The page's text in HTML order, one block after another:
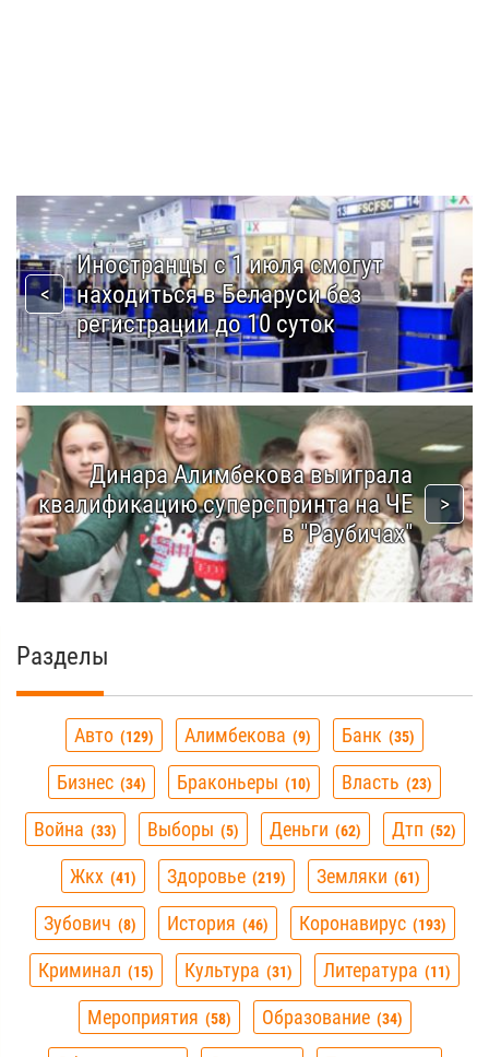
Иностранцы с 1 июля смогут
находиться в Беларуси без
регистрации до 10 суток
Динара Алимбекова выиграла
квалификацию суперспринта на ЧЕ
в "Раубичах"
Разделы
Авто 129 Алимбекова 9 Банк 35
Бизнес 34 Браконьеры 10 Власть 23
Война 33 Выборы 5 Деньги 62 Дтп 52
Жкх 41 Здоровье 219 Земляки 61
Зубович 8 История 46 Коронавирус 193
Криминал 15 Культура 31 Литература 11
Мероприятия 58 Образование 34